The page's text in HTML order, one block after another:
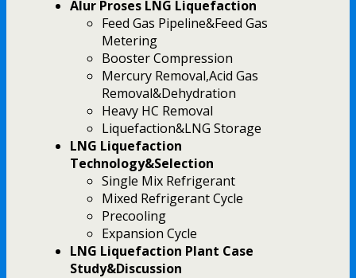
Alur Proses LNG Liquefaction
Feed Gas Pipeline&Feed Gas
Metering
Booster Compression
Mercury Removal,Acid Gas
Removal&Dehydration
Heavy HC Removal
Liquefaction&LNG Storage
LNG Liquefaction
Technology&Selection
Single Mix Refrigerant
Mixed Refrigerant Cycle
Precooling
Expansion Cycle
LNG Liquefaction Plant Case
Study&Discussion